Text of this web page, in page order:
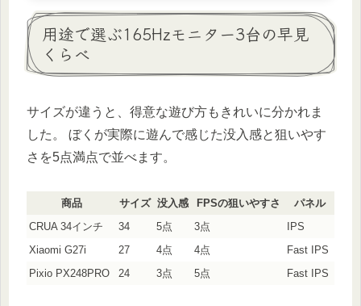
用途で選ぶ165Hzモニター3台の早見
くらべ
サイズが違うと、得意な遊び方もきれいに分かれま
した。 ぼくが実際に遊んで感じた没入感と狙いやす
さを5点満点で並べます。
商品 サイズ 没入感 FPSの狙いやすさ
パネル
CRUA 34インチ
34 5点 3点
IPS
Xiaomi G27i
27 4点 4点
Fast IPS
Pixio PX248PRO
24 3点 5点 Fast IPS